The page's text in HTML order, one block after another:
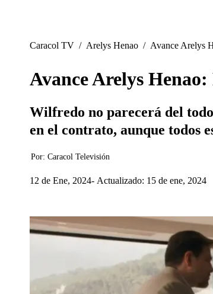
Caracol TV / Arelys Henao / Avance Arelys
Avance Arelys
Wilfredo no parecerá del
en el contrato, aunque todos
Por: Caracol Televisión
12 de Ene, 2024 Actualizado: 15 de ene, 2024